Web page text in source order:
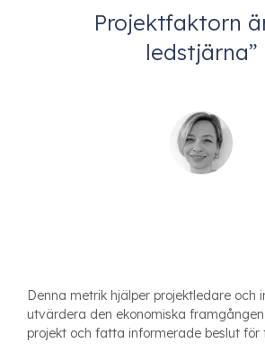
Projektfaktorn
ledstjärna”
Denna metrik hjälper projektledare och
utvärdera den ekonomiska
projekt och fatta informerade beslut för